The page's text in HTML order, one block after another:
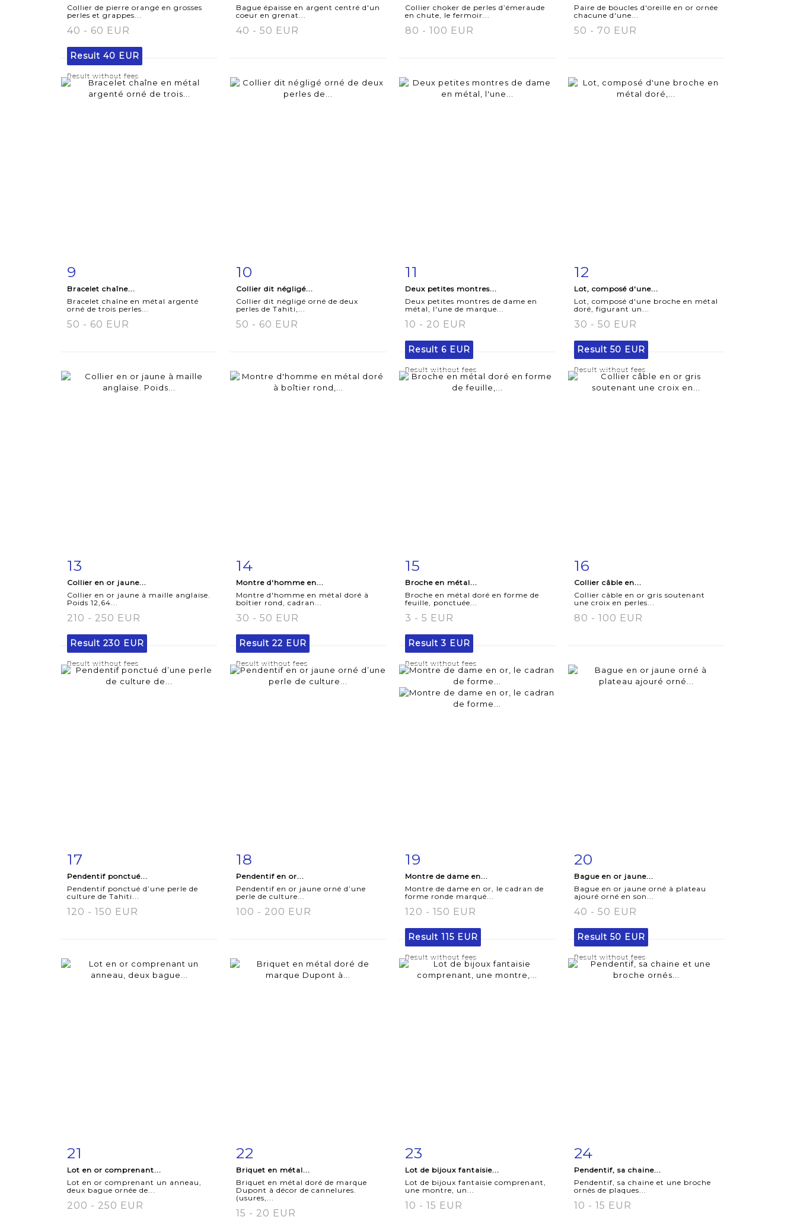
Collier de pierre orangé en grosses
perles et grappes...
40 - 60 EUR
Result 40 EUR
Result without fees
Bague épaisse en argent centré d'un
coeur en grenat...
40 - 50 EUR
Collier choker de perles d’émeraude
en chute, le fermoir...
80 - 100 EUR
Paire de boucles d'oreille en or ornée
chacune d'une...
50 - 70 EUR
9
Bracelet chaîne...
Bracelet chaîne en métal argenté
orné de trois perles...
50 - 60 EUR
Item detail
10
Collier dit négligé...
Collier dit négligé orné de deux
perles de Tahiti,...
50 - 60 EUR
11
Deux petites montres...
Deux petites montres de dame en
métal, l'une de marque...
10 - 20 EUR
Result 6 EUR
Result without fees
Item detail
12
Lot, composé d'une...
Lot, composé d'une broche en métal
doré, figurant un...
30 - 50 EUR
Result 50 EUR
Result without fees
Item detail
13
Collier en or jaune...
Collier en or jaune à maille anglaise.
Poids 12,64...
210 - 250 EUR
Result 230 EUR
Result without fees
Item detail
14
Montre d'homme en...
Montre d'homme en métal doré à
boîtier rond, cadran...
30 - 50 EUR
Result 22 EUR
Result without fees
Item detail
15
Broche en métal...
Broche en métal doré en forme de
feuille, ponctuée...
3 - 5 EUR
Result3 EUR
Result without fees
Item detail
16
Collier câble en...
Collier câble en or gris soutenant
une croix en perles...
80 - 100 EUR
Item detail
17
Pendentif ponctué...
Pendentif ponctué d’une perle de
culture de Tahiti...
120 - 150 EUR
Item detail
18
Pendentif en or...
Pendentif en or jaune orné d’une
perle de culture...
100 - 200 EUR
Item detail
19
Montre de dame en...
Montre de dame en or, le cadran de
forme ronde marqué...
120 - 150 EUR
Result 115 EUR
Result without fees
Item detail
20
Bague en or jaune...
Bague en or jaune orné à plateau
ajouré orné en son...
40 - 50 EUR
Result 50 EUR
Result without fees
Item detail
21
Lot en or comprenant...
Lot en or comprenant un anneau,
deux bague ornée de...
200 - 250 EUR
Item detail
22
Briquet en métal...
Briquet en métal doré de marque
Dupont à décor de cannelures.
(usures,...
15 - 20 EUR
Item detail
23
Lot de bijoux fantaisie...
Lot de bijoux fantaisie comprenant,
une montre, un...
10 - 15 EUR
Item detail
24
Pendentif, sa chaine...
Pendentif, sa chaine et une broche
ornés de plaques...
10 - 15 EUR